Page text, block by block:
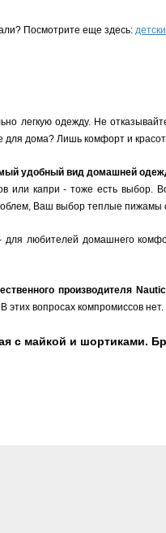
Посмотрите еще здесь:
легкую одежду. Не
дома? Лишь комфорт и
удобный вид домашней
или капри - тоже есть выбор.
Ваш выбор теплые пижамы
любителей домашнего
производителя Nautic
этих вопросах компромиссов
с майкой и шортиками.